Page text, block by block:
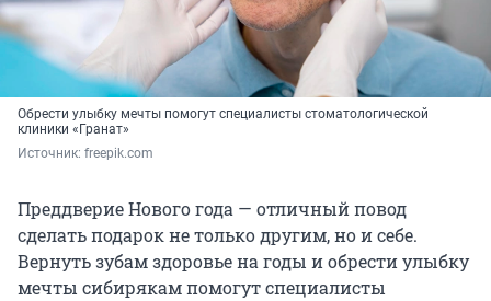
Обрести улыбку мечты помогут специалисты стоматологической
клиники «Гранат»
Источник: freepik.com
Преддверие Нового года — отличный повод
сделать подарок не только другим, но и себе.
Вернуть зубам здоровье на годы и обрести улыбку
мечты сибирякам помогут специалисты